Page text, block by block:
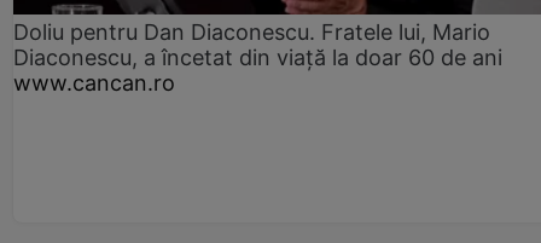
Doliu pentru Dan Diaconescu. Fratele lui, Mario
Diaconescu, a încetat din viață la doar 60 de ani
www.cancan.ro